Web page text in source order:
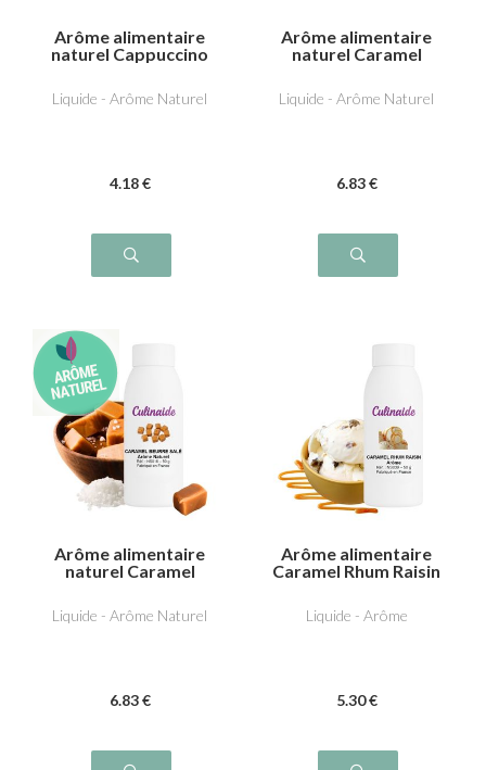
Arôme alimentaire
naturel Cappuccino
Liquide - Arôme Naturel
4.18 €
Arôme alimentaire
naturel Caramel
Liquide - Arôme Naturel
6.83 €
Arôme alimentaire
naturel Caramel
Liquide - Arôme Naturel
6.83 €
Arôme alimentaire
Caramel Rhum Raisin
Liquide - Arôme
5.30 €